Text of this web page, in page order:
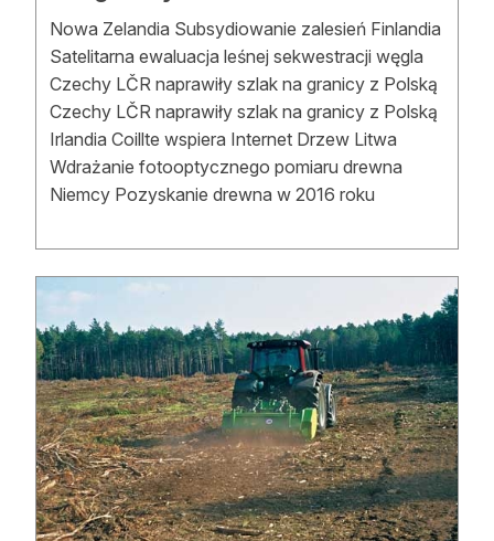
Reklama
Zostań autorem
Archiwum
Kontakt
Nowa Zelandia Subsydiowanie zalesień Finlandia
Satelitarna ewaluacja leśnej sekwestracji węgla
Czechy LČR naprawiły szlak na granicy z Polską
Czechy LČR naprawiły szlak na granicy z Polską
Irlandia Coillte wspiera Internet Drzew Litwa
Wdrażanie fotooptycznego pomiaru drewna
Niemcy Pozyskanie drewna w 2016 roku